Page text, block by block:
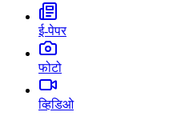
ई-पेपर
फोटो
व्हिडिओ